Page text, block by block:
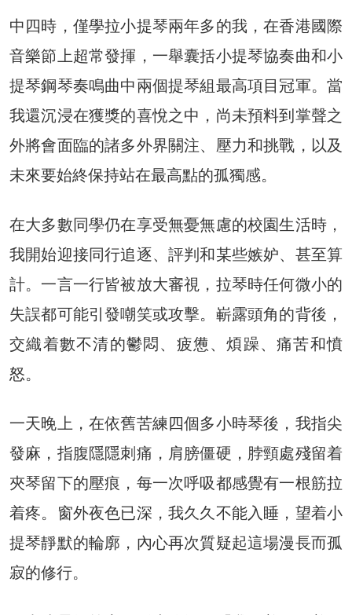
中四時，僅學拉小提琴兩年多的我，在香港國際
音樂節上超常發揮，一舉囊括小提琴協奏曲和小
提琴鋼琴奏鳴曲中兩個提琴組最高項目冠軍。當
我還沉浸在獲獎的喜悅之中，尚未預料到掌聲之
外將會面臨的諸多外界關注、壓力和挑戰，以及
未來要始終保持站在最高點的孤獨感。
在大多數同學仍在享受無憂無慮的校園生活時，
我開始迎接同行追逐、評判和某些嫉妒、甚至算
計。一言一行皆被放大審視，拉琴時任何微小的
失誤都可能引發嘲笑或攻擊。嶄露頭角的背後，
交織着數不清的鬱悶、疲憊、煩躁、痛苦和憤
怒。
一天晚上，在依舊苦練四個多小時琴後，我指尖
發麻，指腹隱隱刺痛，肩膀僵硬，脖頸處殘留着
夾琴留下的壓痕，每一次呼吸都感覺有一根筋拉
着疼。窗外夜色已深，我久久不能入睡，望着小
提琴靜默的輪廓，內心再次質疑起這場漫長而孤
寂的修行。